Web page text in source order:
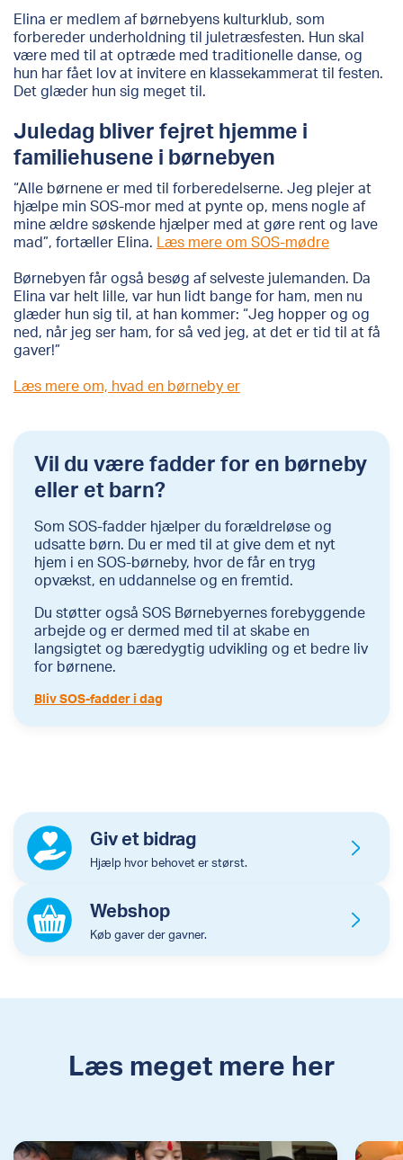
Elina er medlem af børnebyens kulturklub, som
forbereder underholdning til juletræsfesten. Hun skal
være med til at optræde med traditionelle danse, og
hun har fået lov at invitere en klassekammerat til festen.
Det glæder hun sig meget til.
Juledag bliver fejret hjemme i
familiehusene i børnebyen
“Alle børnene er med til forberedelserne. Jeg plejer at
hjælpe min SOS-mor med at pynte op, mens nogle af
mine ældre søskende hjælper med at gøre rent og lave
mad”, fortæller Elina. Læs mere om SOS-mødre
Børnebyen får også besøg af selveste julemanden. Da
Elina var helt lille, var hun lidt bange for ham, men nu
glæder hun sig til, at han kommer: “Jeg hopper og og
ned, når jeg ser ham, for så ved jeg, at det er tid til at få
gaver!”
Læs mere om, hvad en børneby er
Vil du være fadder for en børneby
eller et barn?
Som SOS-fadder hjælper du forældreløse og
udsatte børn. Du er med til at give dem et nyt
hjem i en SOS-børneby, hvor de får en tryg
opvækst, en uddannelse og en fremtid.
Du støtter også SOS Børnebyernes forebyggende
arbejde og er dermed med til at skabe en
langsigtet og bæredygtig udvikling og et bedre liv
for børnene.
Bliv SOS-fadder i dag
Hjælp hvor behovet er størst.
Giv et bidrag
Køb gaver der gavner.
Webshop
Læs meget mere her